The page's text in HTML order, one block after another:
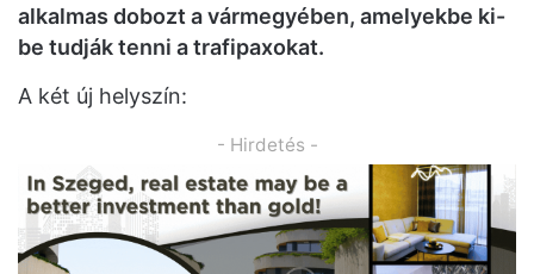
alkalmas dobozt a vármegyében, amelyekbe ki-
be tudják tenni a trafipaxokat.
A két új helyszín:
- Hirdetés -